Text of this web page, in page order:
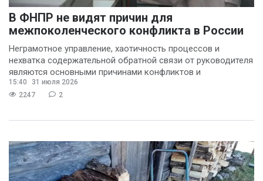
В ФНПР не видят причин для
межпоколенческого конфликта в России
Неграмотное управление, хаотичность процессов и
нехватка содержательной обратной связи от руководителя
являются основными причинами конфликтов и
раздражения в
15:40
31 июля 2026
2247
2